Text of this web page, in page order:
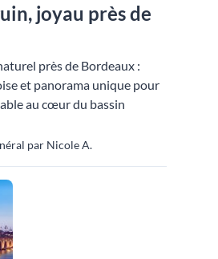
joyau près de
près de Bordeaux :
et panorama unique pour
au cœur du bassin
par Nicole A.